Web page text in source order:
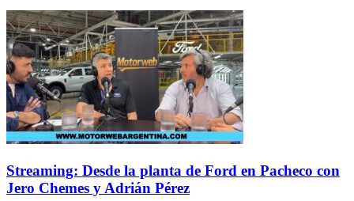
Streaming: Desde la planta de Ford en Pacheco con
Jero Chemes y Adrián Pérez